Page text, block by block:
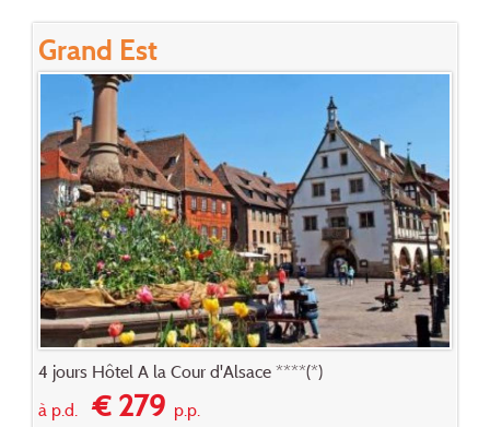
Grand Est
4 jours Hôtel A la Cour d'Alsace ****(*)
à p.d.€ 279p.p.